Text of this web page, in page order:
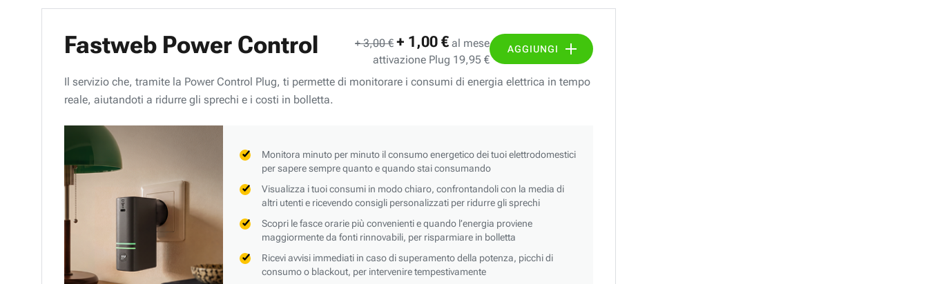
Fastweb Power Control + 3,00 € + 1,00 € al mese
attivazione Plug 19,95 €
AGGIUNGI
Il servizio che, tramite la Power Control Plug, ti permette di monitorare i consumi di energia elettrica in tempo
reale, aiutandoti a ridurre gli sprechi e i costi in bolletta.
Monitora minuto per minuto il consumo energetico dei tuoi elettrodomestici
per sapere sempre quanto e quando stai consumando
Visualizza i tuoi consumi in modo chiaro, confrontandoli con la media di
altri utenti e ricevendo consigli personalizzati per ridurre gli sprechi
Scopri le fasce orarie più convenienti e quando l’energia proviene
maggiormente da fonti rinnovabili, per risparmiare in bolletta
Ricevi avvisi immediati in caso di superamento della potenza, picchi di
consumo o blackout, per intervenire tempestivamente